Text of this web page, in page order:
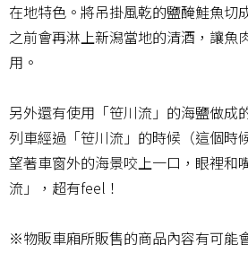
在地特色。將吊掛風乾的鹽醃鮭魚切
之前會再淋上新潟當地的清酒，讓魚
用。
另外還有使用「笹川流」的海鹽做成
列車經過「笹川流」的時候（這個時
望著車窗外的海景咬上一口，眼裡和
流」，超有feel！
※物販車廂所販售的商品內容有可能